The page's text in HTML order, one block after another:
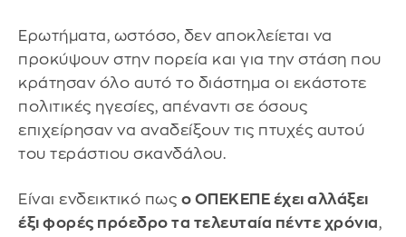
Ερωτήματα, ωστόσο, δεν αποκλείεται να
προκύψουν στην πορεία και για την στάση που
κράτησαν όλο αυτό το διάστημα οι εκάστοτε
πολιτικές ηγεσίες, απέναντι σε όσους
επιχείρησαν να αναδείξουν τις πτυχές αυτού
του τεράστιου σκανδάλου.
Είναι ενδεικτικό πως ο ΟΠΕΚΕΠΕ έχει αλλάξει
έξι φορές πρόεδρο τα τελευταία πέντε χρόνια,